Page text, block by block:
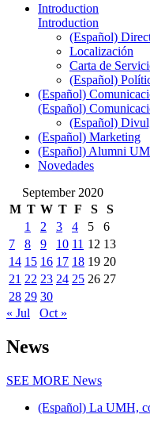
Introduction
Introduction
(Español)
Localización
Carta de
(Español)
(Español)
(Español)
(Español)
(Español) Marketing
(Español) Alumni
Novedades
September 2020
M T W T F S
S
1
2 3 4 5
6
7
8 9 10 11 12 13
14 15 16 17 18 19 20
21 22 23 24 25 26 27
28 29 30
« Jul
Oct »
News
SEE MORE News
(Español) La UMH,